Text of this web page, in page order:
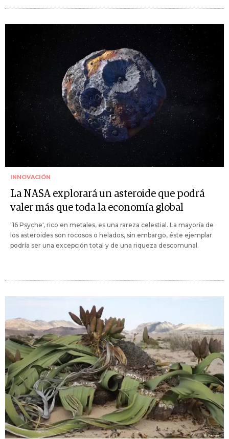
INNOVACIÓN
La NASA explorará un asteroide que podrá
valer más que toda la economía global
'16 Psyche', rico en metales, es una rareza celestial. La mayoría de
los asteroides son rocosos o helados, sin embargo, éste ejemplar
podría ser una excepción total y de una riqueza descomunal.